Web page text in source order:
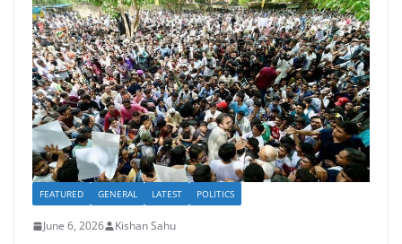
FEATURED GENERAL LATEST POLITICS
June 6, 2026 Kishan Sahu